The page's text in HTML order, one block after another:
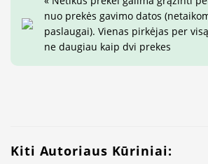
nuo prekės gavimo datos
paslaugai). Vienas pirkėjas per
ne daugiau kaip dvi prekes
Kiti Autoriaus Kūriniai: